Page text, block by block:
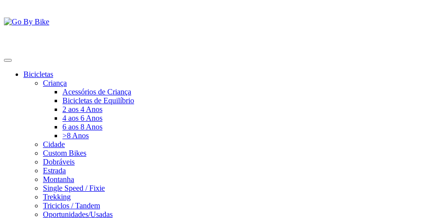
para
o
Bicicletas
Criança
Acessórios de Criança
Bicicletas de Equilíbrio
2 aos 4 Anos
4 aos 6 Anos
6 aos 8 Anos
>8 Anos
Cidade
Custom Bikes
Dobráveis
Estrada
Montanha
Single Speed / Fixie
Trekking
Triciclos / Tandem
Oportunidades/Usadas